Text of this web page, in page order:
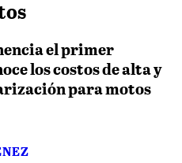
el primer
los costos de alta y
para motos